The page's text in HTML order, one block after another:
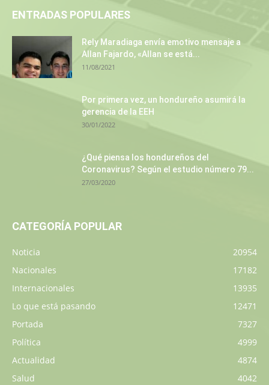
ENTRADAS POPULARES
Rely Maradiaga envía emotivo mensaje a
Allan Fajardo, «Allan se está...
11/08/2021
Por primera vez, un hondureño asumirá la
gerencia de la EEH
30/01/2022
¿Qué piensa los hondureños del
Coronavirus? Según el estudio número 79...
27/03/2020
CATEGORÍA POPULAR
Noticia
20954
Nacionales
17182
Internacionales
13935
Lo que está pasando
12471
Portada
7327
Política
4999
Actualidad
4874
Salud
4042